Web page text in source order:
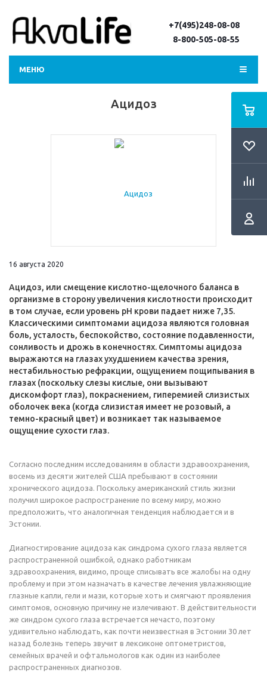
+7(495)248-08-08
8-800-505-08-55
МЕНЮ
Ацидоз
16 августа 2020
Ацидоз, или смещение кислотно-щелочного баланса в
организме в сторону увеличения кислотности происходит
в том случае, если уровень pH крови падает ниже 7,35.
Классическими симптомами ацидоза являются головная
боль, усталость, беспокойство, состояние подавленности,
сонливость и дрожь в конечностях. Симптомы ацидоза
выражаются на глазах ухудшением качества зрения,
нестабильностью рефракции, ощущением пощипывания в
глазах (поскольку слезы кислые, они вызывают
дискомфорт глаз), покраснением, гиперемией слизистых
оболочек века (когда слизистая имеет не розовый, а
темно-красный цвет) и возникает так называемое
ощущение сухости глаз.
Согласно последним исследованиям в области здравоохранения,
восемь из десяти жителей США пребывают в состоянии
хронического ацидоза. Поскольку американский стиль жизни
получил широкое распространение по всему миру, можно
предположить, что аналогичная тенденция наблюдается и в
Эстонии.
Диагностирование ацидоза как синдрома сухого глаза является
распространенной ошибкой, однако работникам
здравоохранения, видимо, проще списывать все жалобы на одну
проблему и при этом назначать в качестве лечения увлажняющие
глазные капли, гели и мази, которые хоть и смягчают проявления
симптомов, основную причину не излечивают. В действительности
же синдром сухого глаза встречается нечасто, поэтому
удивительно наблюдать, как почти неизвестная в Эстонии 30 лет
назад болезнь теперь звучит в лексиконе оптометристов,
семейных врачей и офтальмологов как один из наиболее
распространенных диагнозов.